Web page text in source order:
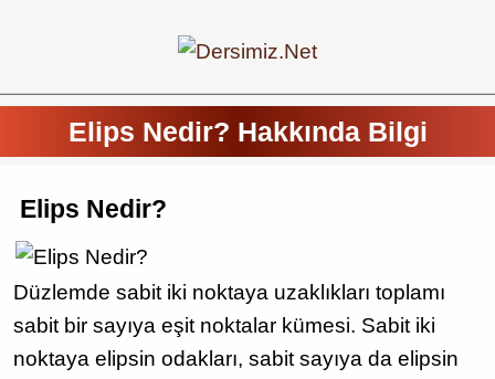
Elips Nedir? Hakkında Bilgi
Elips Nedir?
Düzlemde sabit iki noktaya uzaklıkları toplamı
sabit bir sayıya eşit noktalar kümesi. Sabit iki
noktaya elipsin odakları, sabit sayıya da elipsin